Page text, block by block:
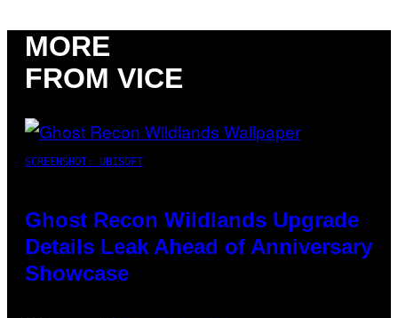
MORE
FROM VICE
SCREENSHOT: UBISOFT
Ghost Recon Wildlands Upgrade
Details Leak Ahead of Anniversary
Showcase